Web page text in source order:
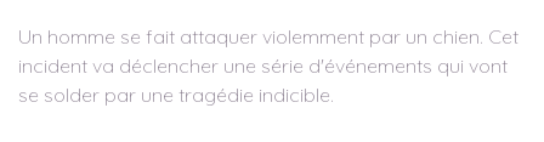
Un homme se fait attaquer violemment par un chien. Cet
incident va déclencher une série d'événements qui vont
se solder par une tragédie indicible.